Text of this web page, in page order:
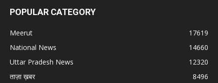
POPULAR CATEGORY
Meerut
17619
National News
14660
Uttar Pradesh News
12320
ताज़ा ख़बर
8496